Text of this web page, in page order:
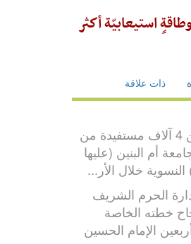
الهندسيّة: مشروع التسقيف أضاف حرماً جديداً مجهّزاً بكلّ الخدمات ووسائل الراحة بمساحة (5,000م2) وطاقةٍ استيعابيّة أكثر
ذات علاقة
أكثر من 4 آلاف مستفيدة من
أم البنين (عليها
النسوية خلال الأر...
الحرم الشريف
خطته الخاصة
الإمام الحسين